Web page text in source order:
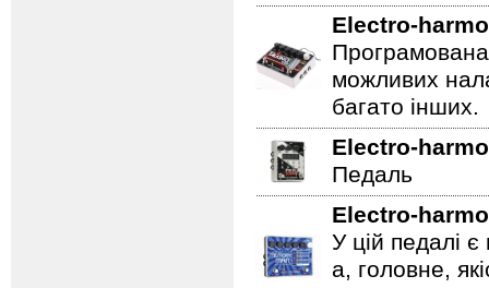
Electro-
можливих
багато інших.
Electro-
Педаль
Electro-
У цій педалі
а, головне,